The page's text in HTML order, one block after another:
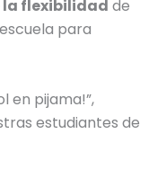
flexibilidad de
para
en pijama!”,
estudiantes de